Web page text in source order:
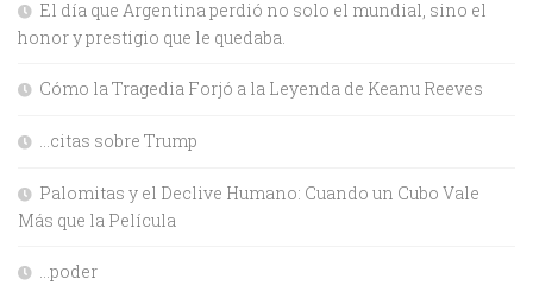
El día que Argentina perdió no solo el mundial, sino el
honor y prestigio que le quedaba.
Cómo la Tragedia Forjó a la Leyenda de Keanu Reeves
…citas sobre Trump
Palomitas y el Declive Humano: Cuando un Cubo Vale
Más que la Película
…poder